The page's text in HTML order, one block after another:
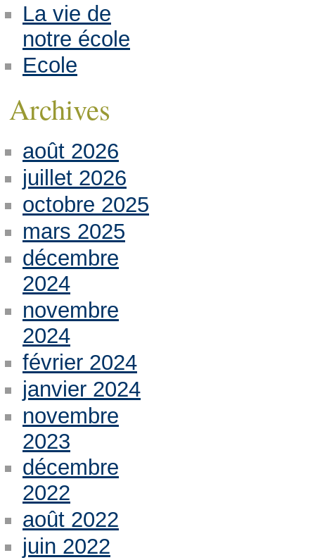
La vie de
notre école
Ecole
Archives
août 2026
juillet 2026
octobre 2025
mars 2025
décembre
2024
novembre
2024
février 2024
janvier 2024
novembre
2023
décembre
2022
août 2022
juin 2022